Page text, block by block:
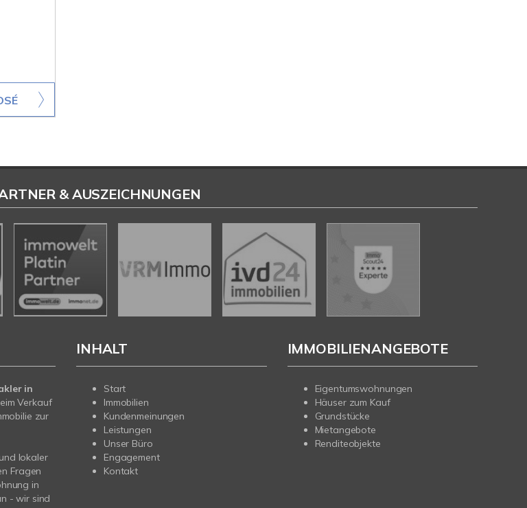
& AUSZEICHNUNGEN
in
Verkauf
zur
lokaler
Fragen
in
- wir sind
INHALT
Start
Immobilien
Kundenmeinungen
Leistungen
Unser Büro
Engagement
Kontakt
IMMOBILIENANGEBOTE
Eigentumswohnungen
Häuser zum Kauf
Grundstücke
Mietangebote
Renditeobjekte